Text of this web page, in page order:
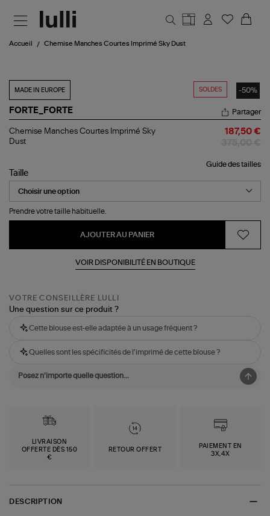
Accueil Chemise Manches Courtes Imprimé Sky Dust
SOLDES -50%
MADE IN EUROPE
FORTE_FORTE
Chemise
Manches
Sky
Dust
Partager
Chemise Manches Courtes Imprimé Sky
Dust
187,50 €
Guide des tailles
Taille
Prendre votre taille habituelle.
AJOUTER AU PANIER
VOIR DISPONIBILITÉ EN BOUTIQUE
VOTRE CONSEILLÈRE LULLI
Une question sur ce produit ?
Cette blouse est-elle adaptée à un usage fréquent ?
Quelles sont les spécificités de l'imprimé de cette blouse ?
LIVRAISON
OFFERTE DÈS 150
€
RETOUR OFFERT
PAIEMENT EN
3X,4X
DESCRIPTION